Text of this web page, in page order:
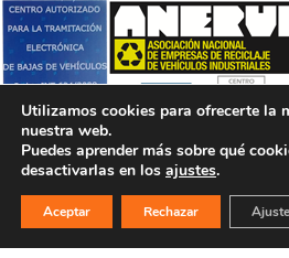
PULSA PARA MÁS INFORMACIÓN
Utilizamos cookies para ofrecerte la
nuestra web.
Puedes aprender más sobre qué
desactivarlas en los ajustes.
Aceptar Rechazar